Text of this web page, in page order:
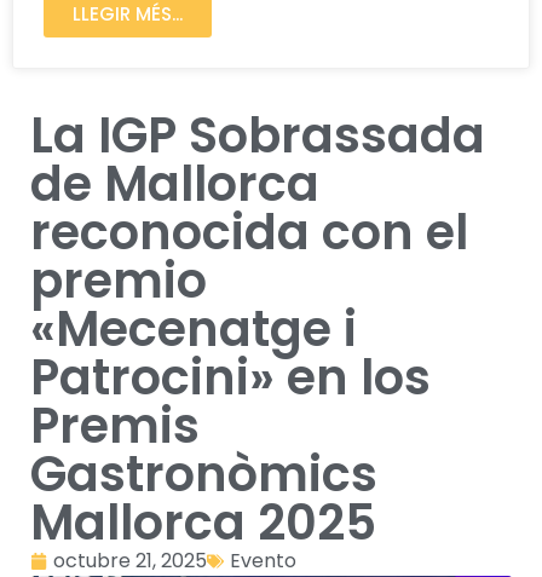
La IGP Sobrassada
de Mallorca
reconocida con el
premio
«Mecenatge i
Patrocini» en los
Premis
Gastronòmics
Mallorca 2025
octubre 21, 2025 Evento
LLEGIR MÉS...